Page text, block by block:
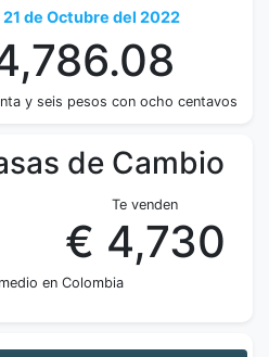
de Octubre del 2022
y seis pesos con ocho centavos
de Cambio
Te venden
€ 4,730
en Colombia